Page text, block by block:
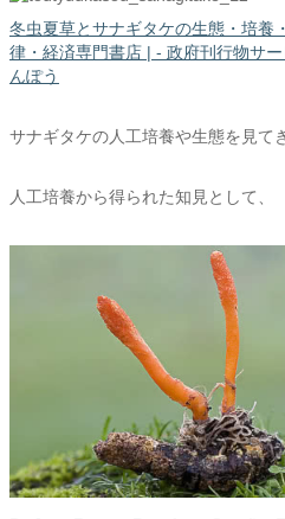
冬虫夏草とサナギタケの生態・培養
律・経済専門書店 | - 政府刊行物サ
んぽう
サナギタケの人工培養や生態を見て
人工培養から得られた知見として、